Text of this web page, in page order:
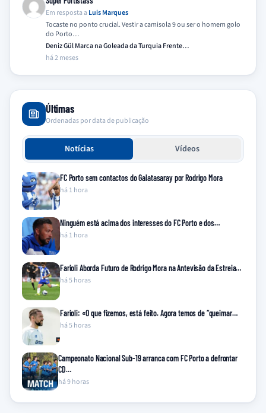
Em resposta a Luis Marques
Tocaste no ponto crucial. Vestir a camisola 9 ou ser o homem golo
do Porto…
Deniz Gül Marca na Goleada da Turquia Frente…
há 2 meses
Últimas
Ordenadas por data de publicação
Notícias Vídeos
FC Porto sem contactos do Galatasaray por Rodrigo Mora
há 1 hora
Ninguém está acima dos interesses do FC Porto e dos…
há 1 hora
Farioli Aborda Futuro de Rodrigo Mora na Antevisão da Estreia…
há 5 horas
Farioli: «O que fizemos, está feito. Agora temos de “queimar…
há 5 horas
Campeonato Nacional Sub-19 arranca com FC Porto a defrontar
CD…
há 9 horas